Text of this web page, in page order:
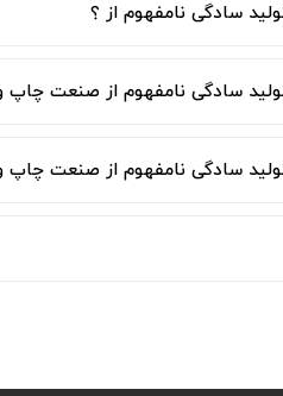
سادگی نامفهوم از ؟
سادگی نامفهوم از صنعت چاپ و
سادگی نامفهوم از صنعت چاپ و